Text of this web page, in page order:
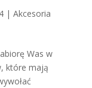
| Akcesoria
Was w
które mają